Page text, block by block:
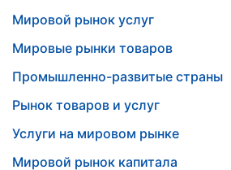
Мировой рынок услуг
Мировые рынки товаров
Промышленно-развитые страны
Рынок товаров и услуг
Услуги на мировом рынке
Мировой рынок капитала